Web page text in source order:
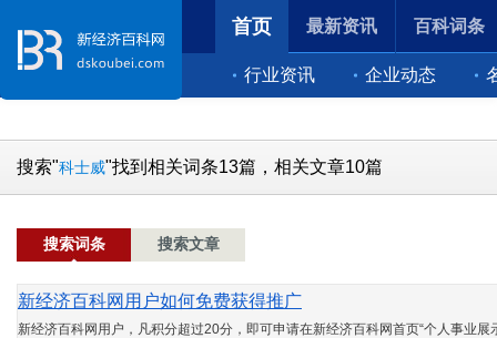
首页
行业资讯 企业动态
最新资讯 百科词条
搜索"科士威"找到相关词条13篇，相关文章10篇
搜索词条 搜索文章
新经济百科网用户如何免费获得推广
新经济百科网用户，凡积分超过20分，即可申请在新经济百科网首页“个人事业